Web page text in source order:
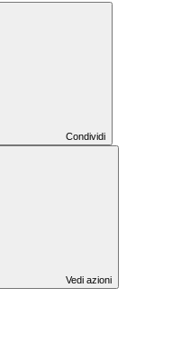
Condividi
Vedi azioni